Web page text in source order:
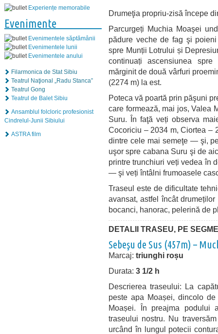
Experiențe memorabile
Evenimente
Evenimentele săptămânii
Evenimentele lunii
Evenimentele anului
Filarmonica de Stat Sibiu
Teatrul Naţional „Radu Stanca”
Teatrul Gong
Teatrul de Balet Sibiu
Ansamblul folcloric profesionist
Cindrelul-Junii Sibiului
ASTRA film
Drumeţia propriu-zisă începe
Parcurgeți Muchia Moaşei
pădure veche de fag şi
spre Munții Lotrului și
continuați ascensiunea
mărginit de două vârfuri
(2274 m) la est.
Poteca vă poartă prin păşuni
care formează, mai jos, Valea
Suru. În faţă veți observa
Cocoriciu – 2034 m, Ciortea –
dintre cele mai semeţe — şi,
uşor spre cabana Suru şi de
printre trunchiuri veți vedea în
— şi veți întâlni frumoasele
Traseul este de dificultate
avansat, astfel încât
bocanci, hanorac, pelerină de
DETALII TRASEU, PE
Sebeşu de Sus (457m) –
Marcaj: triunghi roșu
Durata: 3 1/2 h
Descrierea traseului: La
peste apa Moașei, dincolo
Moașei. În preajma podului
traseului nostru. Nu
urcând în lungul potecii